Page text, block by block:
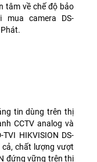
tâm về chế độ bảo
mua camera DS-
tin dùng trên thị
CCTV analog và
HIKVISION DS-
cả, chất lượng vượt
đứng vững trên thị